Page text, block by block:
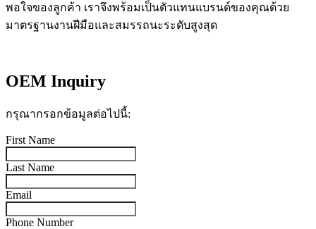
พอใจของลูกค้า เราจึงพร้อมเป็นตัวแทนแบรนด์ของคุณด้วย
มาตรฐานงานฝีมือและสมรรถนะระดับสูงสุด
OEM Inquiry
กรุณากรอกข้อมูลต่อไปนี้:
First Name
Last Name
Email
Phone Number